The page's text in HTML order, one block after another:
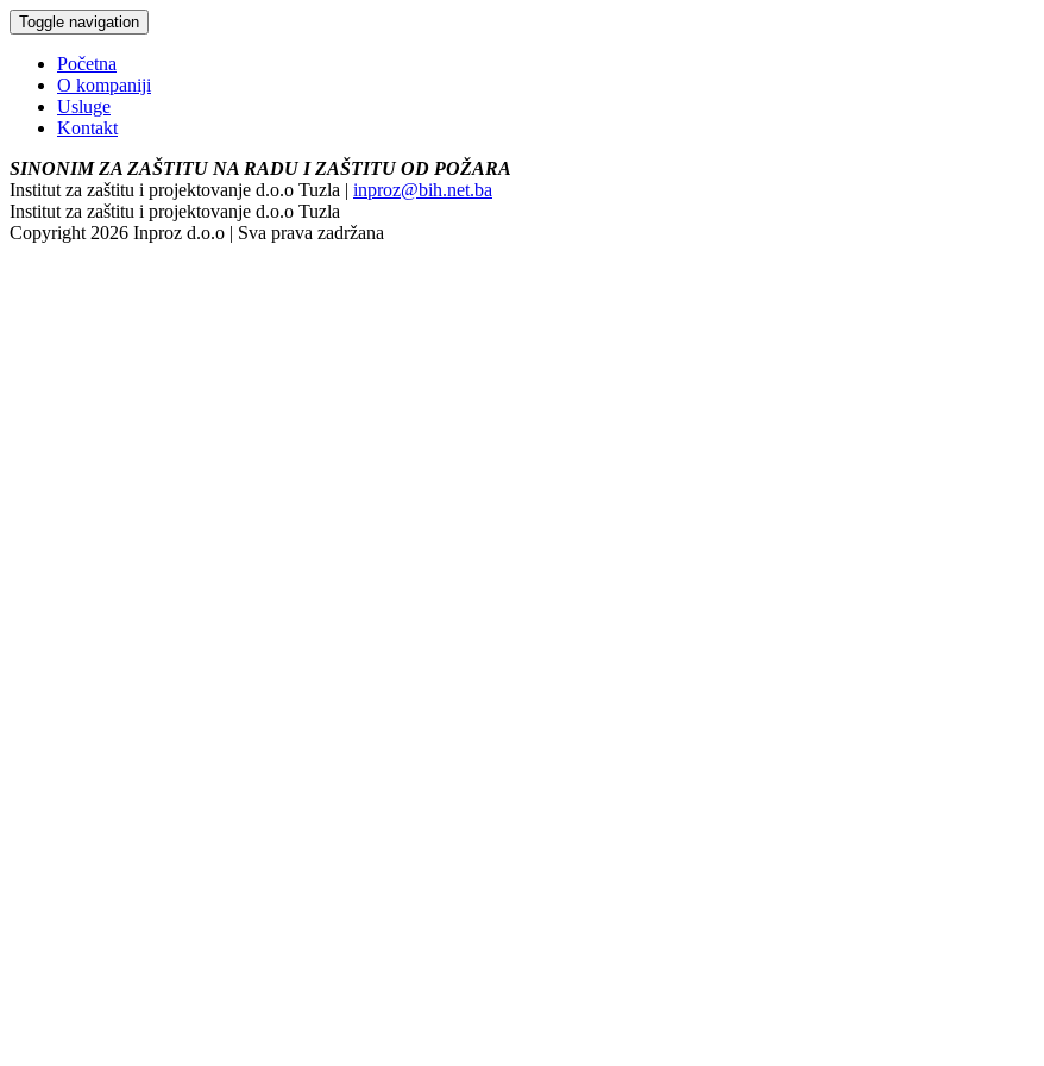
Toggle navigation
Početna
O kompaniji
Usluge
Kontakt
SINONIM ZA ZAŠTITU NA RADU I ZAŠTITU OD POŽARA
Institut za zaštitu i projektovanje d.o.o Tuzla | inproz@bih.net.ba
Institut za zaštitu i projektovanje d.o.o Tuzla
Copyright 2026 Inproz d.o.o | Sva prava zadržana